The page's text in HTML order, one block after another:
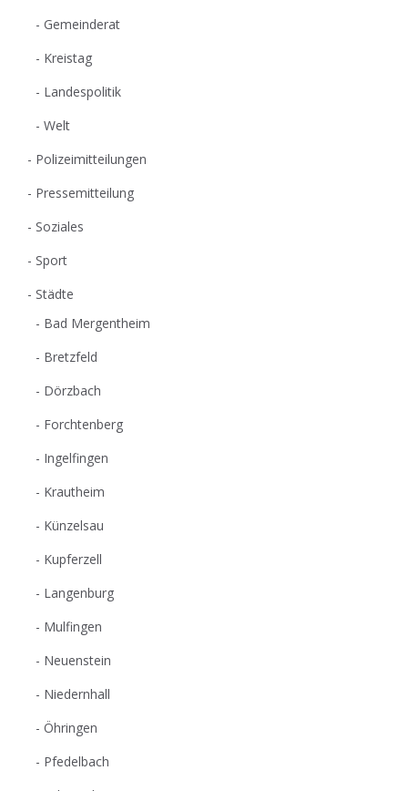
Gemeinderat
Kreistag
Landespolitik
Welt
Polizeimitteilungen
Pressemitteilung
Soziales
Sport
Städte
Bad Mergentheim
Bretzfeld
Dörzbach
Forchtenberg
Ingelfingen
Krautheim
Künzelsau
Kupferzell
Langenburg
Mulfingen
Neuenstein
Niedernhall
Öhringen
Pfedelbach